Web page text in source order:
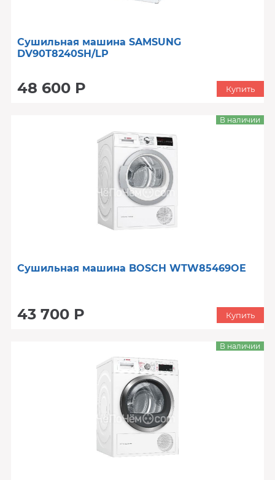
Сушильная машина SAMSUNG
DV90T8240SH/LP
48 600 Р Купить
Сушильная машина BOSCH WTW85469OE
43 700 Р
В наличии
Купить
В наличии